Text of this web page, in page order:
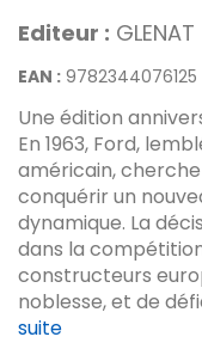
Editeur : GLENAT
EAN : 9782344076125
Une édition
En 1963, Ford,
américain,
conquérir un
dynamique. La
dans la
constructeurs
noblesse, et de
suite